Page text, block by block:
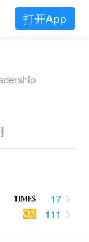
打开App
17
111